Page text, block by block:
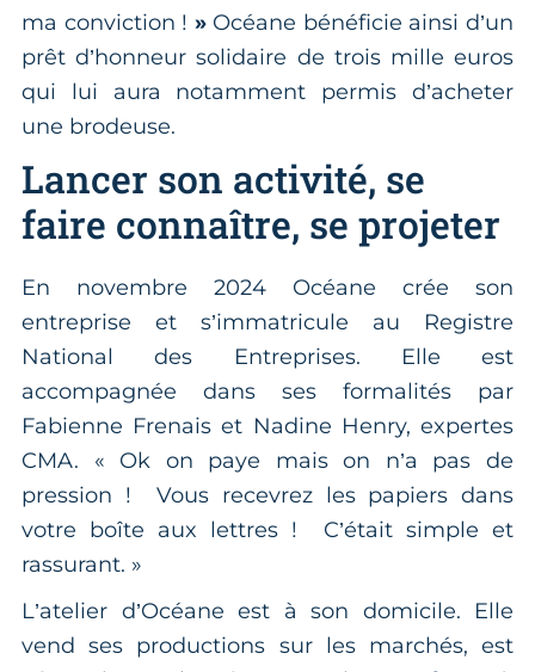
ma conviction ! » Océane bénéficie ainsi d’un
prêt d’honneur solidaire de trois mille euros
qui lui aura notamment permis d’acheter
une brodeuse.
Lancer son activité, se
faire connaître, se projeter
En novembre 2024 Océane crée son
entreprise et s’immatricule au Registre
National des Entreprises. Elle est
accompagnée dans ses formalités par
Fabienne Frenais et Nadine Henry, expertes
CMA. « Ok on paye mais on n’a pas de
pression ! Vous recevrez les papiers dans
votre boîte aux lettres !
C’était simple et
rassurant. »
L’atelier d’Océane est à son domicile. Elle
vend ses productions sur les marchés, est